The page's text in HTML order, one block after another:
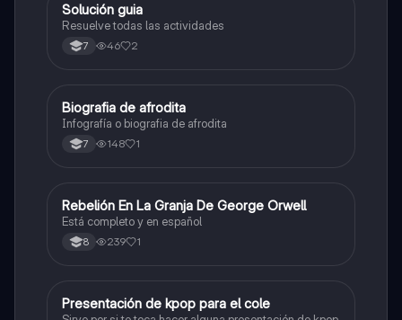
Artes
Solución guia
Resuelve todas las actividades
7 46 2
Artes
Biografia de afrodita
Infografía o biografia de afrodita
7 148 1
Sociales/Historia
Rebelión En La Granja De George Orwell
Está completo y en español
8 239 1
Artes
Presentación de kpop para el cole